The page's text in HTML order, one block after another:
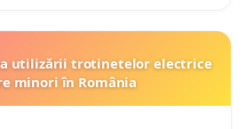
utilizării trotinetelor electrice
minori în România